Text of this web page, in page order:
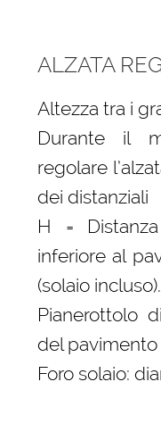
ALZATA
Altezza tra i
Durante il
regolare
dei distanziali
H =
inferiore al
(solaio incluso).
Pianerottolo
del pavimento
Foro solaio: